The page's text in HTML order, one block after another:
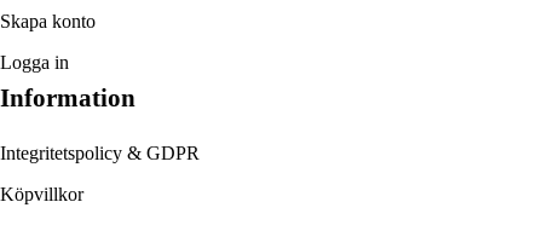
Skapa konto
Logga in
Information
Integritetspolicy & GDPR
Köpvillkor